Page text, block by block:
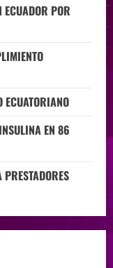
POR
EN 86